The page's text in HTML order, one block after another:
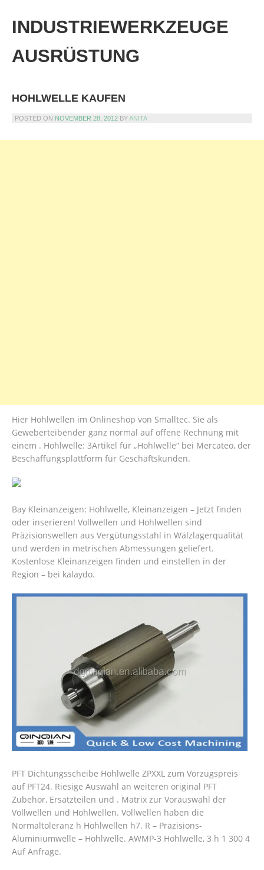
content
INDUSTRIEWERKZEUGE
AUSRÜSTUNG
HOHLWELLE KAUFEN
POSTED ON NOVEMBER 28, 2012 BYANITA
Hier Hohlwellen im Onlineshop von Smalltec. Sie als
Geweberteibender ganz normal auf offene Rechnung mit
einem . Hohlwelle: 3Artikel für „Hohlwelle“ bei Mercateo, der
Beschaffungsplattform für Geschäftskunden.
Bay Kleinanzeigen: Hohlwelle, Kleinanzeigen – Jetzt finden
oder inserieren! Vollwellen und Hohlwellen sind
Präzisionswellen aus Vergütungsstahl in Wälzlagerqualität
und werden in metrischen Abmessungen geliefert.
Kostenlose Kleinanzeigen finden und einstellen in der
Region – bei kalaydo.
PFT Dichtungsscheibe Hohlwelle ZPXXL zum Vorzugspreis
auf PFT24. Riesige Auswahl an weiteren original PFT
Zubehör, Ersatzteilen und . Matrix zur Vorauswahl der
Vollwellen und Hohlwellen. Vollwellen haben die
Normaltoleranz h Hohlwellen h7. R – Präzisions-
Aluminiumwelle – Hohlwelle. AWMP-3 Hohlwelle, 3 h 1 300 4
Auf Anfrage.